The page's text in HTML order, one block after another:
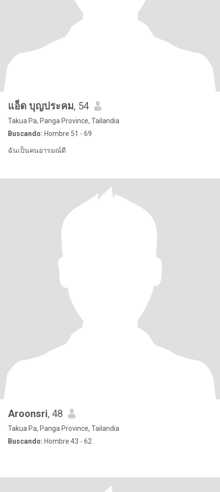
แอ็ด บุญประคม, 54
Takua Pa, Panga Province, Tailandia
Buscando: Hombre 51 - 69
ฉันเป็นคนอารมณ์ดี
Aroonsri, 48
Takua Pa, Panga Province, Tailandia
Buscando: Hombre 43 - 62